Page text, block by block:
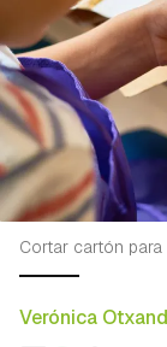
Verónica
Cortar cartón